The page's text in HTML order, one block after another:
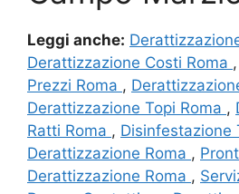
Leggi anche:
Derattizzazione Costi Roma ,
Prezzi Roma ,
Derattizzazione Topi Roma ,
Ratti Roma , Disinfestazione
Derattizzazione Roma ,
Derattizzazione Roma ,